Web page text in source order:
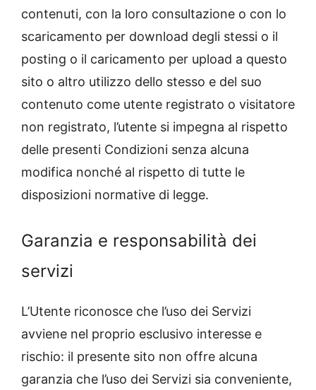
contenuti, con la loro consultazione o con lo
scaricamento per download degli stessi o il
posting o il caricamento per upload a questo
sito o altro utilizzo dello stesso e del suo
contenuto come utente registrato o visitatore
non registrato, l’utente si impegna al rispetto
delle presenti Condizioni senza alcuna
modifica nonché al rispetto di tutte le
disposizioni normative di legge.
Garanzia e responsabilità dei
servizi
L’Utente riconosce che l’uso dei Servizi
avviene nel proprio esclusivo interesse e
rischio: il presente sito non offre alcuna
garanzia che l’uso dei Servizi sia conveniente,